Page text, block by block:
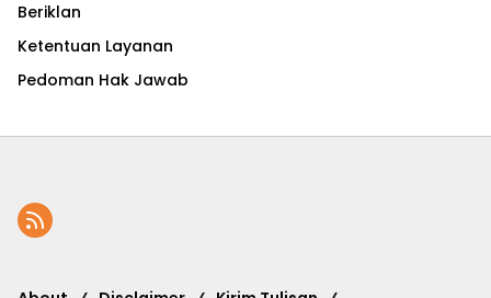
Beriklan
Ketentuan Layanan
Pedoman Hak Jawab